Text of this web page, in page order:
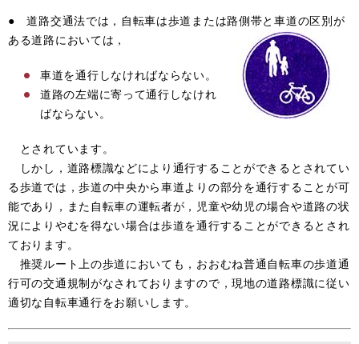
● 道路交通法では，自転車は歩道または路側帯と車道の区別が
ある道路においては，
車道を通行しなければならない。
道路の左端に寄って通行しなけれ
ばならない。
とされています。
しかし，道路標識などにより通行することができるとされてい
る歩道では，歩道の中央から車道よりの部分を通行することが可
能であり，また自転車の運転者が，児童や幼児の場合や道路の状
況によりやむを得ない場合は歩道を通行することができるとされ
ております。
推奨ルート上の歩道においても，おおむね普通自転車の歩道通
行可の交通規制がなされておりますので，現地の道路標識に従い
適切な自転車通行をお願いします。